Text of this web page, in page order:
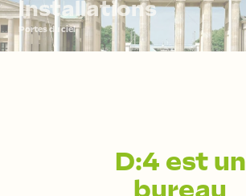
Installations
Portes du ciel
D:4 est un
bureau